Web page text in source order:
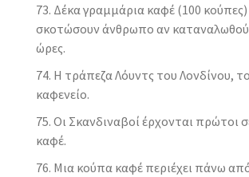
Δέκα γραμμάρια καφέ (100
σκοτώσουν άνθρωπο αν
ώρες.
Η τράπεζα Λόυντς του Λονδίνου,
καφενείο.
Οι Σκανδιναβοί έρχονται πρώτοι
καφέ.
Μια κούπα καφέ περιέχει πάνω